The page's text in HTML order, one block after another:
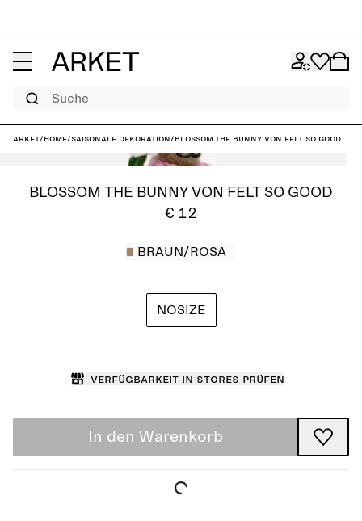
Suche
ARKET/Home/Saisonale Dekoration/Blossom the Bunny von Felt So Good
BLOSSOM THE BUNNY VON FELT SO GOOD
€ 12
BRAUN/ROSA
NOSIZE
Verfügbarkeit in Stores prüfen
In den Warenkorb